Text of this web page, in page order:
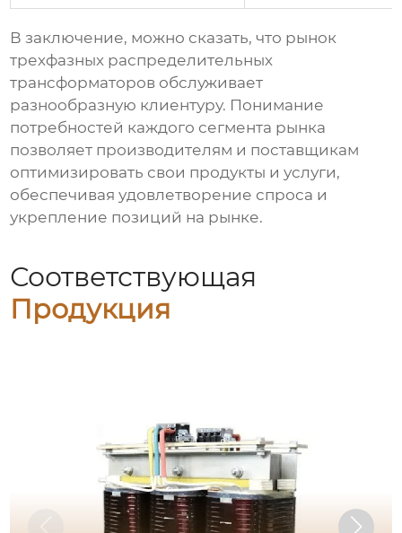
В заключение, можно сказать, что рынок
трехфазных распределительных
трансформаторов обслуживает
разнообразную клиентуру. Понимание
потребностей каждого сегмента рынка
позволяет производителям и поставщикам
оптимизировать свои продукты и услуги,
обеспечивая удовлетворение спроса и
укрепление позиций на рынке.
Соответствующая
Продукция